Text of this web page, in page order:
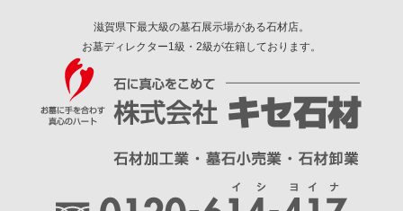
滋賀県下最大級の墓石展示場がある石材店。
お墓ディレクター1級・2級が在籍しております。